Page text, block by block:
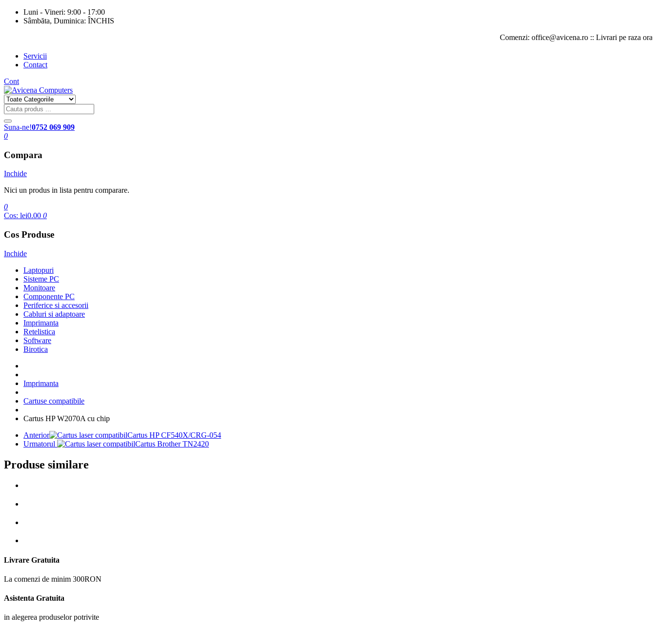
Luni - Vineri: 9:00 - 17:00
Sâmbăta, Duminica: ÎNCHIS
Comenzi: office@avicena.ro :: Livrari pe raza orasului
Servicii
Contact
Cont
Suna-ne!0752 069 909
0
Compara
Inchide
Nici un produs in lista pentru comparare.
0
Cos: lei0.00 0
Cos Produse
Inchide
Laptopuri
Sisteme PC
Monitoare
Componente PC
Periferice si accesorii
Cabluri si adaptoare
Imprimanta
Retelistica
Software
Birotica
Imprimanta
Cartuse compatibile
Cartus HP W2070A cu chip
Anterior
Cartus HP CF540X/CRG-054
Urmatorul
Cartus Brother TN2420
Produse similare
Livrare Gratuita
La comenzi de minim 300RON
Asistenta Gratuita
in alegerea produselor potrivite